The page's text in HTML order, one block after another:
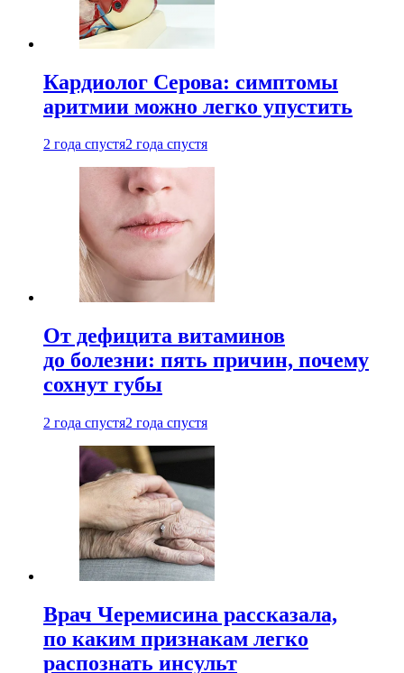
Кардиолог Серова: симптомы
аритмии можно легко упустить
2 года спустя2 года спустя
От дефицита витаминов
до болезни: пять причин, почему
сохнут губы
2 года спустя2 года спустя
Врач Черемисина рассказала,
по каким признакам легко
распознать инсульт